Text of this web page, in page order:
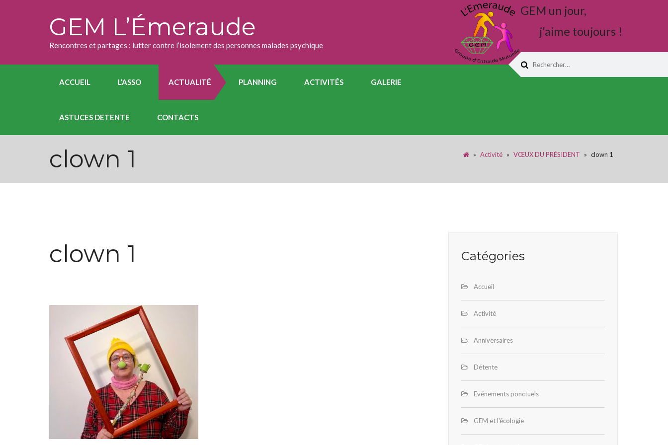
GEM L’Émeraude
Rencontres et partages : lutter contre l’isolement des personnes malades psychique
GEM un jour,
j'aime toujours !
ACCUEIL L’ASSO ACTUALITÉ PLANNING ACTIVITÉS GALERIE
ASTUCES DETENTE CONTACTS
clown 1 » Activité » VŒUX DU PRÉSIDENT » clown 1
clown 1 Catégories
Accueil
Activité
Anniversaires
Détente
Evénements ponctuels
GEM et l'écologie